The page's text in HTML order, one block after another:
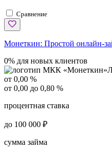
Сравнение
Монеткин: Простой онлайн-
0% для новых клиентов
от 0,00 %
от 0,00 до 0,80 %
процентная ставка
до 100 000 ₽
сумма займа